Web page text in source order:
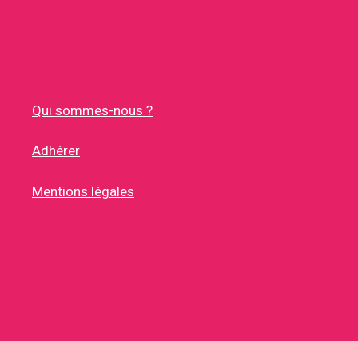
Qui sommes-nous ?
Adhérer
Mentions légales